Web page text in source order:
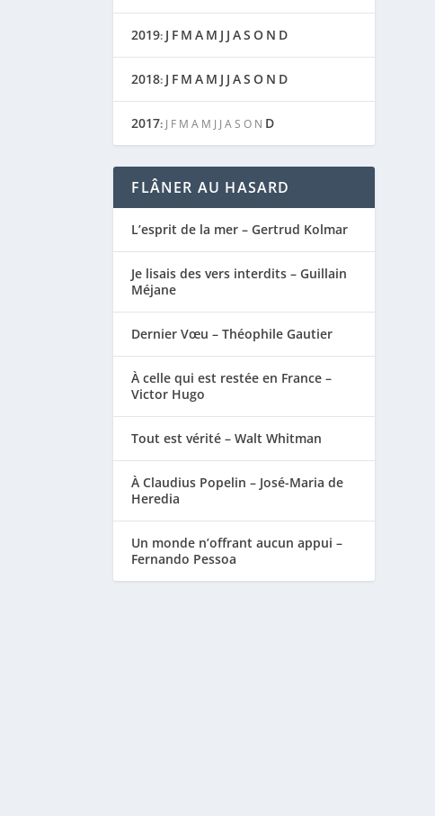
2019: J F M A M J J AS O N D
2018: J F M A M J J AS O N D
2017: J F M A M J J AS O N D
FLÂNER AU HASARD
L’esprit de la mer – Gertrud Kolmar
Je lisais des vers interdits – Guillain
Méjane
Dernier Vœu – Théophile Gautier
À celle qui est restée en France –
Victor Hugo
Tout est vérité – Walt Whitman
À Claudius Popelin – José-Maria de
Heredia
Un monde n’offrant aucun appui –
Fernando Pessoa